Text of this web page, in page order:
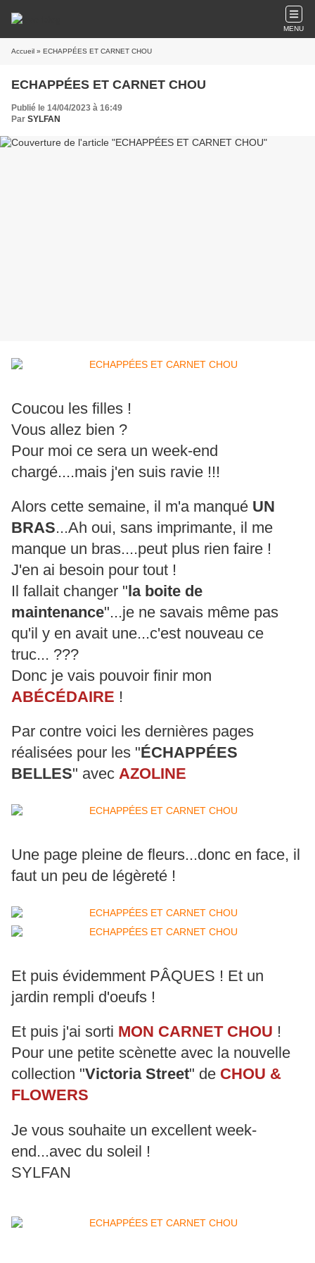
MENU
Accueil » ECHAPPÉES ET CARNET CHOU
ECHAPPÉES ET CARNET CHOU
Publié le 14/04/2023 à 16:49
Par SYLFAN
Coucou les filles !
Vous allez bien ?
Pour moi ce sera un week-end
chargé....mais j'en suis ravie !!!
Alors cette semaine, il m'a manqué UN
BRAS...Ah oui, sans imprimante, il me
manque un bras....peut plus rien faire !
J'en ai besoin pour tout !
Il fallait changer "la boite de
maintenance"...je ne savais même pas
qu'il y en avait une...c'est nouveau ce
truc... ???
Donc je vais pouvoir finir mon
ABÉCÉDAIRE !
Par contre voici les dernières pages
réalisées pour les "ÉCHAPPÉES
BELLES" avec AZOLINE
Une page pleine de fleurs...donc en face, il
faut un peu de légèreté !
Et puis évidemment PÂQUES ! Et un
jardin rempli d'oeufs !
Et puis j'ai sorti MON CARNET CHOU !
Pour une petite scènette avec la nouvelle
collection "Victoria Street" de CHOU &
FLOWERS
Je vous souhaite un excellent week-
end...avec du soleil !
SYLFAN